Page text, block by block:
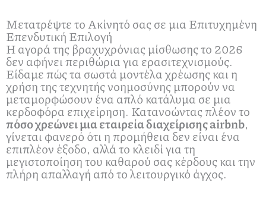
Μετατρέψτε το Ακίνητό σας σε μια Επιτυχημένη
Επενδυτική Επιλογή
Η αγορά της βραχυχρόνιας μίσθωσης το 2026
δεν αφήνει περιθώρια για ερασιτεχνισμούς.
Είδαμε πώς τα σωστά μοντέλα χρέωσης και η
χρήση της τεχνητής νοημοσύνης μπορούν να
μεταμορφώσουν ένα απλό κατάλυμα σε μια
κερδοφόρα επιχείρηση. Κατανοώντας πλέον το
πόσο χρεώνει μια εταιρεία διαχείρισης airbnb,
γίνεται φανερό ότι η προμήθεια δεν είναι ένα
επιπλέον έξοδο, αλλά το κλειδί για τη
μεγιστοποίηση του καθαρού σας κέρδους και την
πλήρη απαλλαγή από το λειτουργικό άγχος.